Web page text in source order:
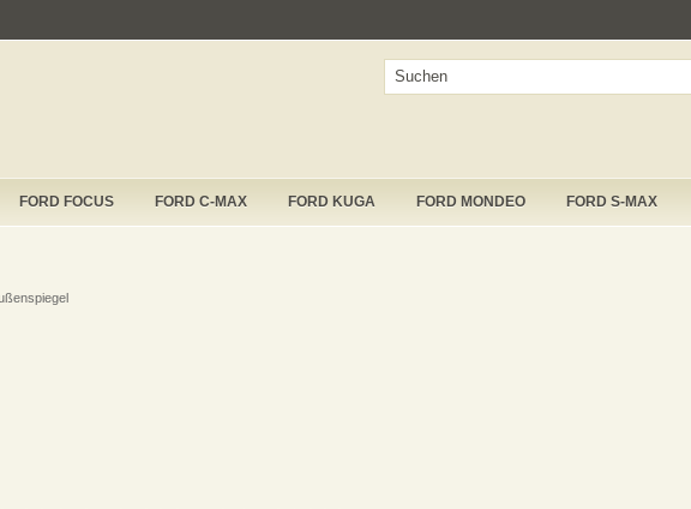
FORD FOCUS FORD C-MAX FORD KUGA FORD MONDEO FORD S-MAX